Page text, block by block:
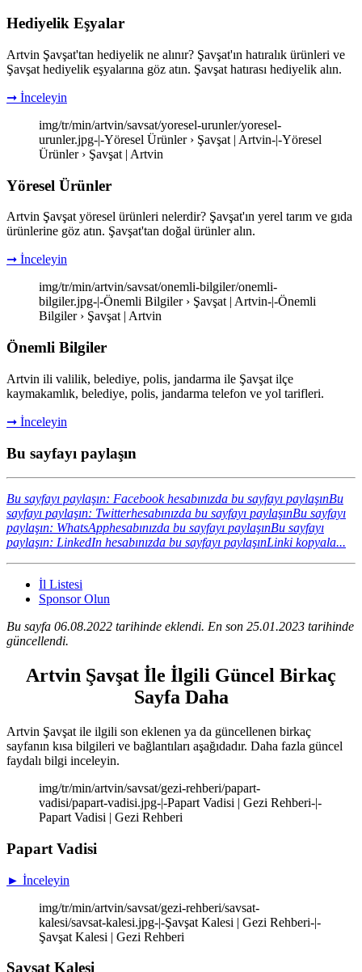
Hediyelik Eşyalar
Artvin Şavşat'tan hediyelik ne alınır? Şavşat'ın hatıralık ürünleri ve
Şavşat hediyelik eşyalarına göz atın. Şavşat hatırası hediyelik alın.
➞ İnceleyin
img/tr/min/artvin/savsat/yoresel-urunler/yoresel-
urunler.jpg-|-Yöresel Ürünler › Şavşat | Artvin-|-Yöresel
Ürünler › Şavşat | Artvin
Yöresel Ürünler
Artvin Şavşat yöresel ürünleri nelerdir? Şavşat'ın yerel tarım ve gıda
ürünlerine göz atın. Şavşat'tan doğal ürünler alın.
➞ İnceleyin
img/tr/min/artvin/savsat/onemli-bilgiler/onemli-
bilgiler.jpg-|-Önemli Bilgiler › Şavşat | Artvin-|-Önemli
Bilgiler › Şavşat | Artvin
Önemli Bilgiler
Artvin ili valilik, belediye, polis, jandarma ile Şavşat ilçe
kaymakamlık, belediye, polis, jandarma telefon ve yol tarifleri.
➞ İnceleyin
Bu sayfayı paylaşın
Bu sayfayı paylaşın: Facebook hesabınızda bu sayfayı paylaşınBu
sayfayı paylaşın: Twitterhesabınızda bu sayfayı paylaşınBu sayfayı
paylaşın: WhatsApphesabınızda bu sayfayı paylaşınBu sayfayı
paylaşın: LinkedIn hesabınızda bu sayfayı paylaşınLinki kopyala...
İl Listesi
Sponsor Olun
Bu sayfa 06.08.2022 tarihinde eklendi. En son 25.01.2023 tarihinde
güncellendi.
Artvin Şavşat İle İlgili Güncel Birkaç
Sayfa Daha
Artvin Şavşat ile ilgili son eklenen ya da güncellenen birkaç
sayfanın kısa bilgileri ve bağlantıları aşağıdadır. Daha fazla güncel
faydalı bilgi inceleyin.
img/tr/min/artvin/savsat/gezi-rehberi/papart-
vadisi/papart-vadisi.jpg-|-Papart Vadisi | Gezi Rehberi-|-
Papart Vadisi | Gezi Rehberi
Papart Vadisi
► İnceleyin
img/tr/min/artvin/savsat/gezi-rehberi/savsat-
kalesi/savsat-kalesi.jpg-|-Şavşat Kalesi | Gezi Rehberi-|-
Şavşat Kalesi | Gezi Rehberi
Şavşat Kalesi